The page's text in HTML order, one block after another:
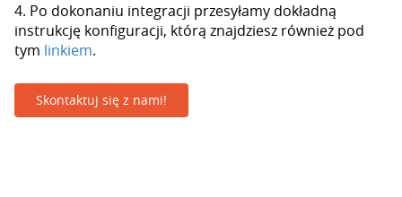
4. Po dokonaniu integracji przesyłamy dokładną
instrukcję konfiguracji, którą znajdziesz również pod
tym linkiem.
Skontaktuj się z nami!